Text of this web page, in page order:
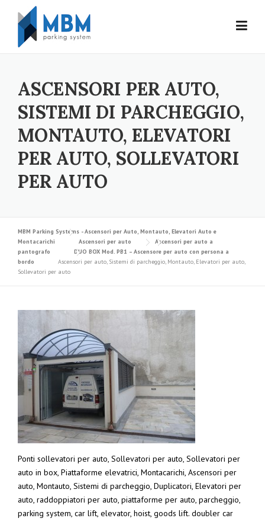
Skip to content
ASCENSORI PER AUTO,
SISTEMI DI PARCHEGGIO,
MONTAUTO, ELEVATORI
PER AUTO, SOLLEVATORI
PER AUTO
MBM Parking Systems - Ascensori per Auto, Montauto, Elevatori Auto e
Montacarichi
Ascensori per auto
Ascensori per auto a
pantografo
DUO BOX Mod. PB1 – Ascensore per auto con persona a
bordo
Ascensori per auto, Sistemi di parcheggio, Montauto, Elevatori per auto,
Sollevatori per auto
Ponti sollevatori per auto, Sollevatori per auto, Sollevatori per
auto in box, Piattaforme elevatrici, Montacarichi, Ascensori per
auto, Montauto, Sistemi di parcheggio, Duplicatori, Elevatori per
auto, raddoppiatori per auto, piattaforme per auto, parcheggio,
parking system, car lift, elevator, hoist, goods lift. doubler car